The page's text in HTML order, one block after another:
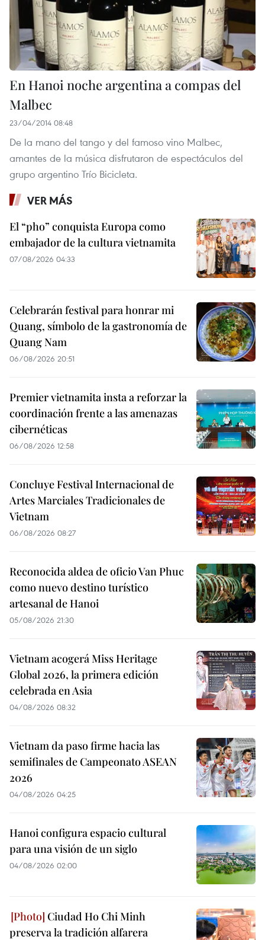
En Hanoi noche argentina a compas del
Malbec
23/04/2014 08:48
De la mano del tango y del famoso vino Malbec,
amantes de la música disfrutaron de espectáculos del
grupo argentino Trío Bicicleta.
VER MÁS
El “pho” conquista Europa como
embajador de la cultura vietnamita
07/08/2026 04:33
Celebrarán festival para honrar mi
Quang, símbolo de la gastronomía de
Quang Nam
06/08/2026 20:51
Premier vietnamita insta a reforzar la
coordinación frente a las amenazas
cibernéticas
06/08/2026 12:58
Concluye Festival Internacional de
Artes Marciales Tradicionales de
Vietnam
06/08/2026 08:27
Reconocida aldea de oficio Van Phuc
como nuevo destino turístico
artesanal de Hanoi
05/08/2026 21:30
Vietnam acogerá Miss Heritage
Global 2026, la primera edición
celebrada en Asia
04/08/2026 08:32
Vietnam da paso firme hacia las
semifinales de Campeonato ASEAN
2026
04/08/2026 04:25
Hanoi configura espacio cultural
para una visión de un siglo
04/08/2026 02:00
Ciudad Ho Chi Minh
preserva la tradición alfarera